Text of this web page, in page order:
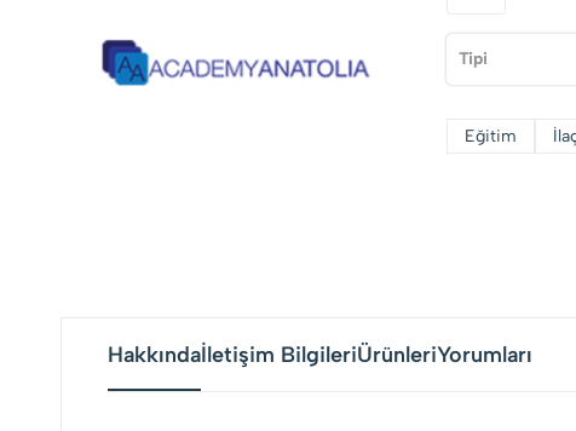
Tipi
Eğitim
Hakkındaİletişim BilgileriÜrünleriYorumları